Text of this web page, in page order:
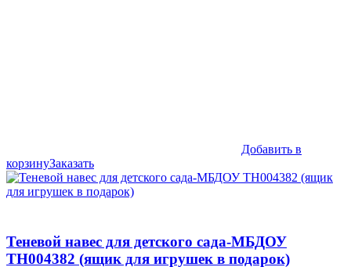
Добавить в
корзинуЗаказать
Теневой навес для детского сада-МБДОУ
ТН004382 (ящик для игрушек в подарок)